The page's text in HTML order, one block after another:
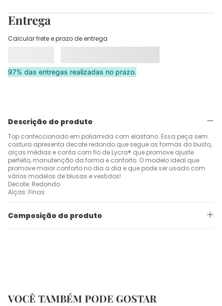
Entrega
Calcular frete e prazo de entrega
97% das entregas realizadas no prazo.
Descrição do produto
Top confeccionado em poliamida com elastano. Essa peça sem
costura apresenta decote redondo que segue as formas do busto,
alças médias e conta com fio de Lycra® que promove ajuste
perfeito, manutenção da forma e conforto. O modelo ideal que
promove maior conforto no dia a dia e que pode ser usado com
vários modelos de blusas e vestidos!
Decote: Redondo
Alças: Finas
Composição do produto
VOCÊ TAMBÉM PODE GOSTAR